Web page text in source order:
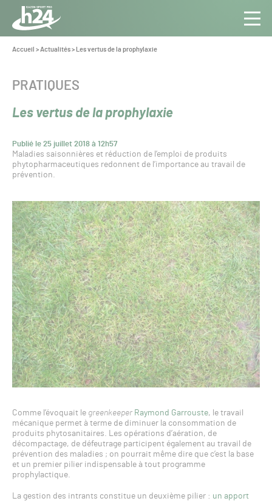
Panneau de gestion des cookies
Aller au contenu
Toute
l’info
Pro
Vous
Accueil >Actualités> Les vertus de la prophylaxie
Les vertus de la prophylaxie
Publié le 25 juillet 2018 à 12h57
CATÉGORIE :
PRATIQUES
Maladies saisonnières et réduction de l’emploi de produits
phytopharmaceutiques redonnent de l’importance au travail de
prévention.
Comme l’évoquait le greenkeeper Raymond Garrouste, le travail
mécanique permet à terme de diminuer la consommation de
produits phytosanitaires. Les opérations d’aération, de
décompactage, de défeutrage participent également au travail de
prévention des maladies ; on pourrait même dire que c’est la base
et un premier pilier indispensable à tout programme
prophylactique.
La gestion des intrants constitue un deuxième pilier : un apport